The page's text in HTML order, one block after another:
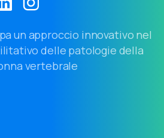
un approccio innovativo nel
delle patologie della
vertebrale